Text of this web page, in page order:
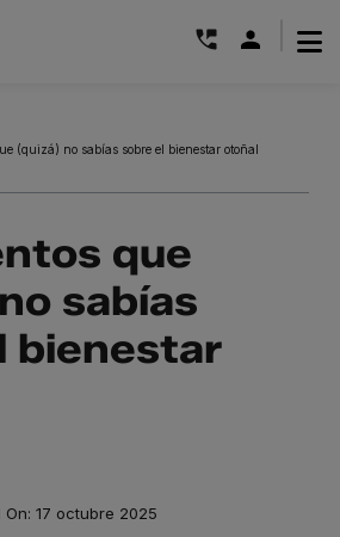
(quizá) no sabías sobre el bienestar otoñal
que
sabías
bienestar
On: 17 octubre 2025